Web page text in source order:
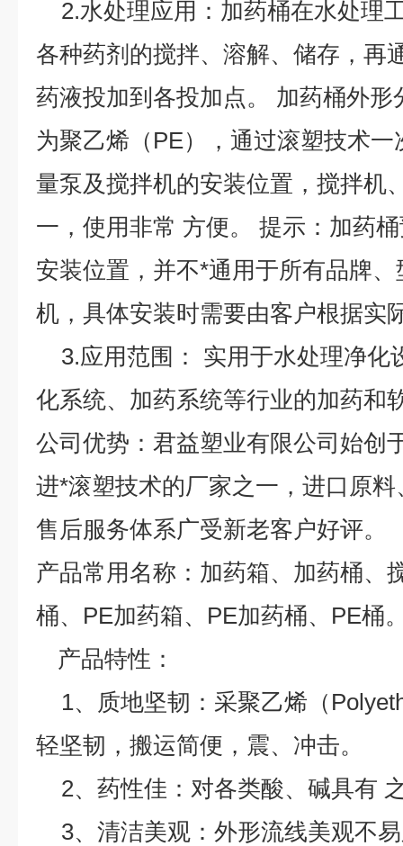
2.水处理应用：加药桶在水处理
各种药剂的搅拌、溶解、储存，再
药液投加到各投加点。 加药桶外
为聚乙烯（PE），通过滚塑技术
量泵及搅拌机的安装位置，搅拌机
一，使用非常 方便。 提示：加药
安装位置，并不*通用于所有品牌
机，具体安装时需要由客户根据实
3.应用范围： 实用于水处理净化
化系统、加药系统等行业的加药和
公司优势：君益塑业有限公司始创
进*滚塑技术的厂家之一，进口原
售后服务体系广受新老客户好评。
产品常用名称：加药箱、加药桶、
桶、PE加药箱、PE加药桶、PE桶
产品特性：
1、质地坚韧：采聚乙烯（
轻坚韧，搬运简便，震、冲击。
2、药性佳：对各类酸、碱具有
3、清洁美观：外形流线美观不